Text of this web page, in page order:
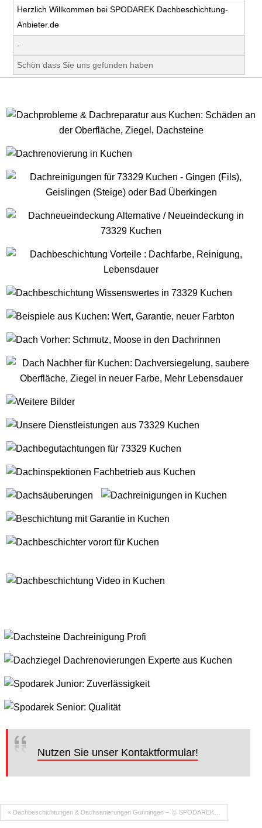
Herzlich Willkommen bei SPODAREK Dachbeschichtung-
Anbieter.de
-
Schön dass Sie uns gefunden haben
Nutzen Sie unser Kontaktformular!
« Dachbeschichtungen & Dachsanierungen Gunningen – 🥇 SPODAREK…